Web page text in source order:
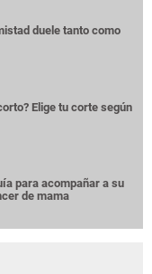
duele tanto como
Elige tu corte según
para acompañar a su
de mama